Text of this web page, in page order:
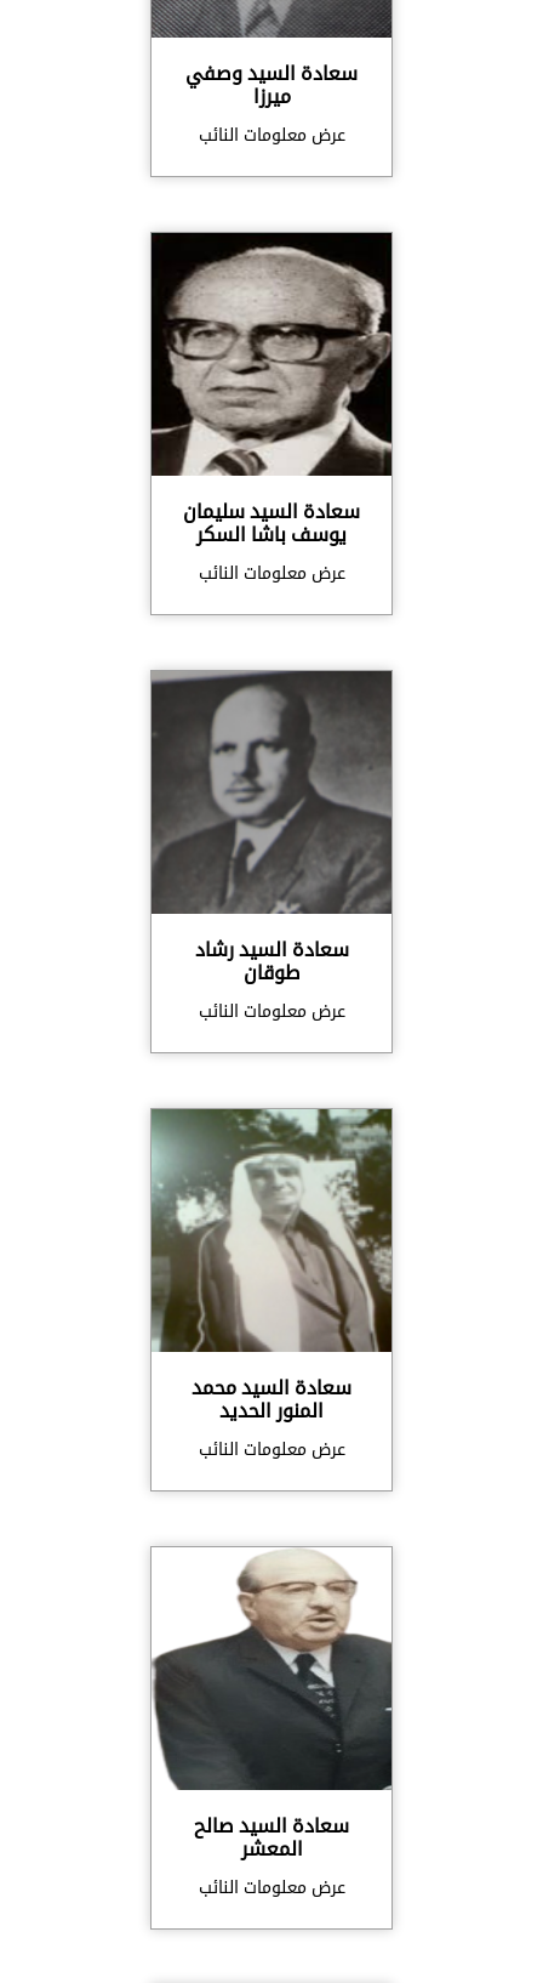
سعادة السيد وصفي
ميرزا
عرض معلومات النائب
سعادة السيد سليمان
يوسف باشا السكر
عرض معلومات النائب
سعادة السيد رشاد
طوقان
عرض معلومات النائب
سعادة السيد محمد
المنور الحديد
عرض معلومات النائب
سعادة السيد صالح
المعشر
عرض معلومات النائب